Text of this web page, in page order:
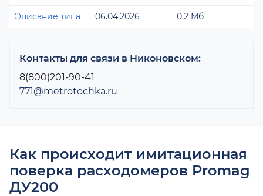
Описание типа 06.04.2026 0.2 Мб
Контакты для связи в Никоновском:
8(800)201-90-41
771@metrotochka.ru
Как происходит имитационная
поверка расходомеров Promag
ДУ200